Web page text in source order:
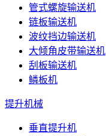
管式螺旋输送机
链板输送机
波纹挡边输送机
大倾角皮带输送机
刮板输送机
鳞板机
提升机械
垂直提升机